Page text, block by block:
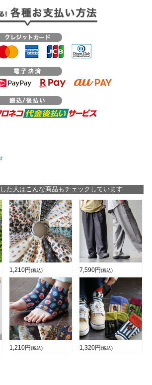
た人はこんな商品もチェックしています
1,210円 (税込) 7,590円 (税込)
1,210円 (税込) 1,320円 (税込)